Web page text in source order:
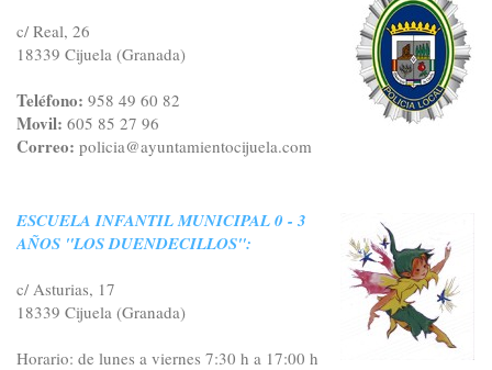
c/ Real, 26
18339 Cijuela (Granada)
Teléfono: 958 49 60 82
Movil: 605 85 27 96
Correo: policia@ayuntamientocijuela.com
ESCUELA INFANTIL MUNICIPAL 0 - 3
AÑOS "LOS DUENDECILLOS":
c/ Asturias, 17
18339 Cijuela (Granada)
Horario: de lunes a viernes 7:30 h a 17:00 h